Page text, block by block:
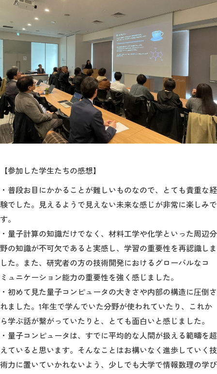
【参加した学生たちの感想】
・普段お目にかかることが難しいものなので、とても貴重な経
験でした。見えるようで見えない未来な感じが非常に楽しみで
す。
・量子計算の知識だけでなく、材料工学や化学といった周辺分
野の知識が不可欠であると実感し、学習の重要性を再認識しま
した。また、研究者の方の技術開発におけるグローバルなコ
ミュニケーション能力の重要性を強く感じました。
・初めて見た量子コンピュータの大きさや内部の構造に圧倒さ
れました。1年生で学んでいた分野が使われていたり、これか
ら学ぶ話が繋がっていたりと、とても面白いと感じました。
・量子コンピュータは、すでに平均的な人間が扱える範疇を超
えていると思います。そんなことはお構いなく進歩していく技
術力に置いていかれないよう、少しでも大学で情報数理の学び